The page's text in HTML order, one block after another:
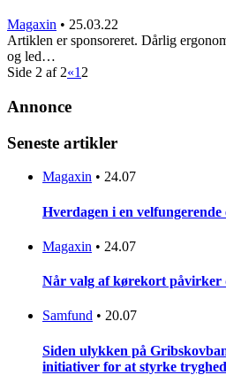
Magaxin • 25.03.22
Artiklen er sponsoreret. Dårlig
og led…
Side 2 af 2«1 2
Annonce
Seneste artikler
Magaxin • 24.07
Hverdagen i en velfungerende
Magaxin • 24.07
Når valg af kørekort påvirker
Samfund • 20.07
Siden ulykken på
initiativer for at styrke